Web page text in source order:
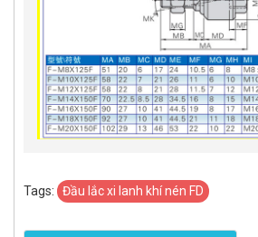
Tags: Đầu lắc xi lanh khí nén FD